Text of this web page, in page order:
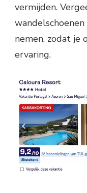
vermijden.
nemen, zodat je
ervaring.